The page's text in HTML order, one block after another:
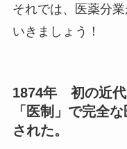
それでは、医薬分
いきましょう！
1874年 初の近代
「医制」で完全
された。